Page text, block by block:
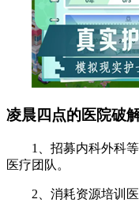
凌晨四点的医院破
1、招募内科外科等
医疗团队。
2、消耗资源培训医